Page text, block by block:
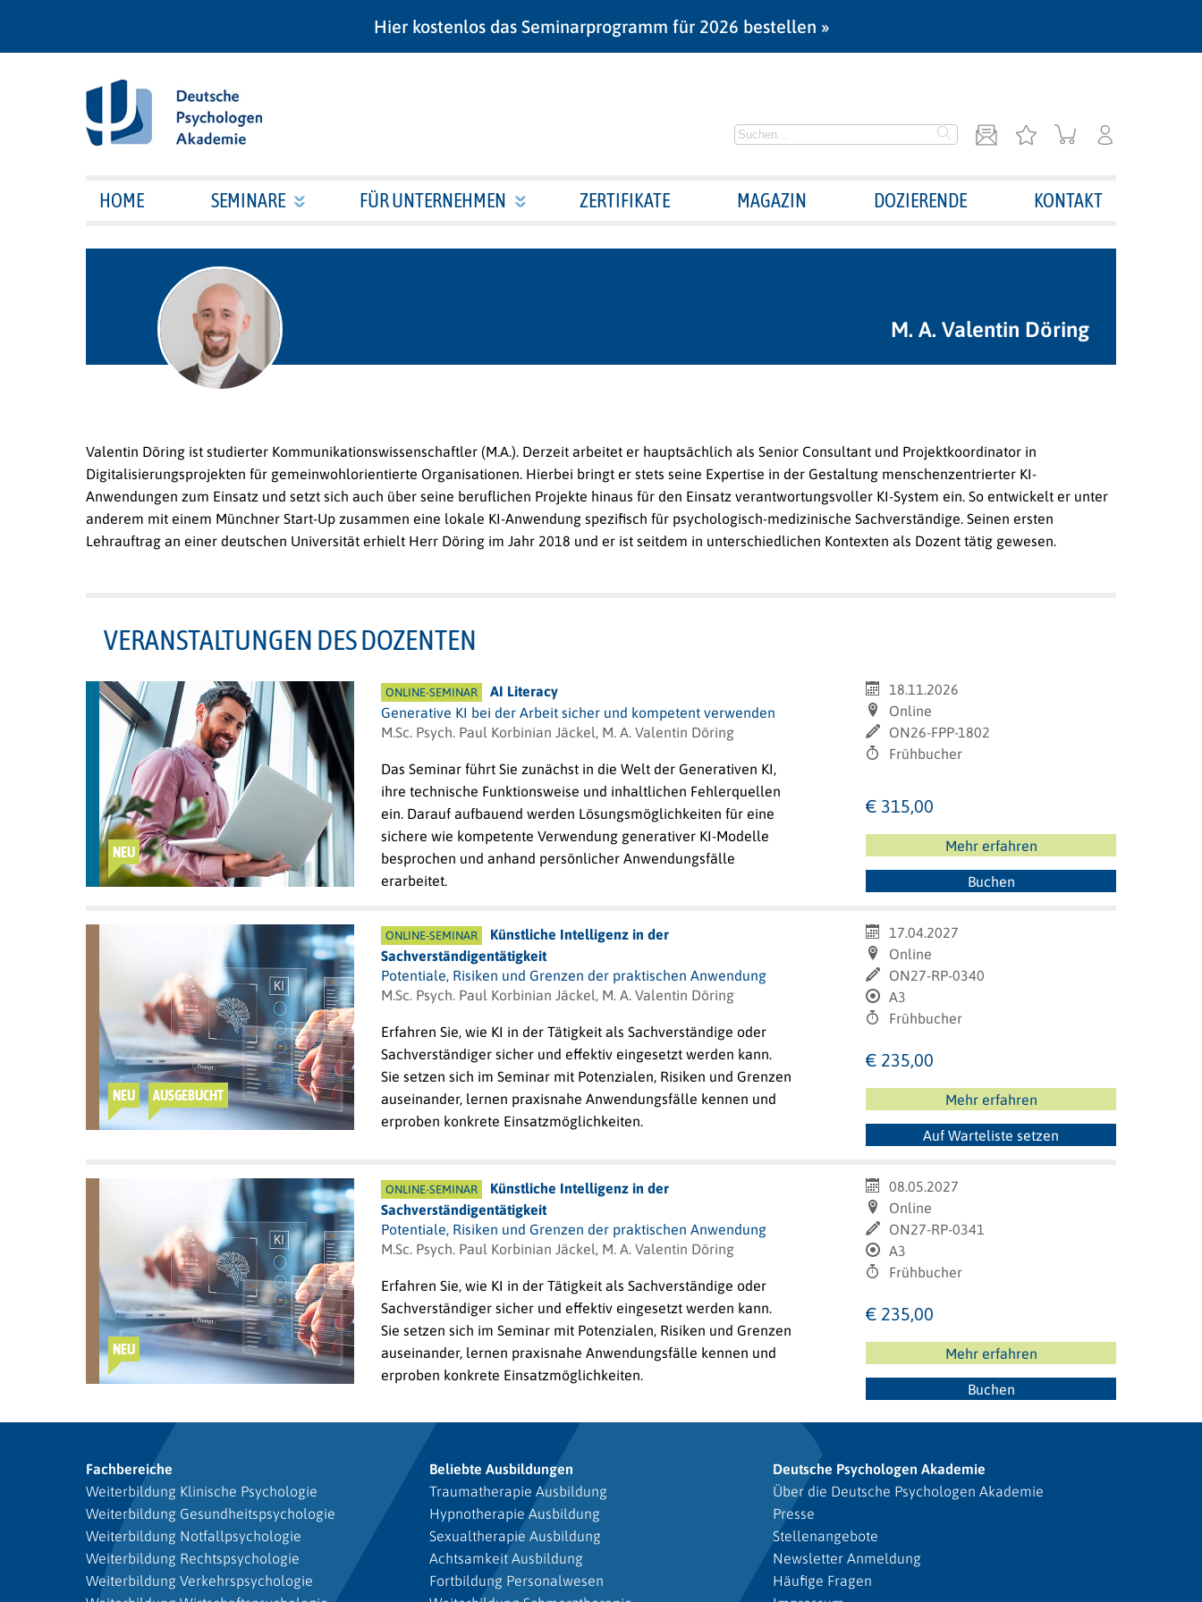
Hier kostenlos das Seminarprogramm für 2026 bestellen »
HOME SEMINARE FÜR UNTERNEHMEN ZERTIFIKATE MAGAZIN DOZIERENDE KONTAKT
M. A. Valentin Döring
Valentin Döring ist studierter Kommunikationswissenschaftler (M.A.). Derzeit arbeitet er hauptsächlich als Senior Consultant und Projektkoordinator in
Digitalisierungsprojekten für gemeinwohlorientierte Organisationen. Hierbei bringt er stets seine Expertise in der Gestaltung menschenzentrierter KI-
Anwendungen zum Einsatz und setzt sich auch über seine beruflichen Projekte hinaus für den Einsatz verantwortungsvoller KI-System ein. So entwickelt er unter
anderem mit einem Münchner Start-Up zusammen eine lokale KI-Anwendung spezifisch für psychologisch-medizinische Sachverständige. Seinen ersten
Lehrauftrag an einer deutschen Universität erhielt Herr Döring im Jahr 2018 und er ist seitdem in unterschiedlichen Kontexten als Dozent tätig gewesen.
VERANSTALTUNGEN DES DOZENTEN
NEU
ONLINE-SEMINAR
AI Literacy
Generative KI bei der Arbeit sicher und kompetent verwenden
M.Sc. Psych. Paul Korbinian Jäckel, M. A. Valentin Döring
Das Seminar führt Sie zunächst in die Welt der Generativen KI,
ihre technische Funktionsweise und inhaltlichen Fehlerquellen
ein. Darauf aufbauend werden Lösungsmöglichkeiten für eine
sichere wie kompetente Verwendung generativer KI-Modelle
besprochen und anhand persönlicher Anwendungsfälle
erarbeitet.
18.11.2026
Online
ON26-FPP-1802
Frühbucher
€ 315,00
Mehr erfahren
Buchen
NEU AUSGEBUCHT
ONLINE-SEMINAR
Künstliche Intelligenz in der
Sachverständigentätigkeit
Potentiale, Risiken und Grenzen der praktischen Anwendung
M.Sc. Psych. Paul Korbinian Jäckel, M. A. Valentin Döring
Erfahren Sie, wie KI in der Tätigkeit als Sachverständige oder
Sachverständiger sicher und effektiv eingesetzt werden kann.
Sie setzen sich im Seminar mit Potenzialen, Risiken und Grenzen
auseinander, lernen praxisnahe Anwendungsfälle kennen und
erproben konkrete Einsatzmöglichkeiten.
17.04.2027
Online
ON27-RP-0340
A3
Frühbucher
€ 235,00
Mehr erfahren
Auf Warteliste setzen
NEU
ONLINE-SEMINAR
Künstliche Intelligenz in der
Sachverständigentätigkeit
Potentiale, Risiken und Grenzen der praktischen Anwendung
M.Sc. Psych. Paul Korbinian Jäckel, M. A. Valentin Döring
Erfahren Sie, wie KI in der Tätigkeit als Sachverständige oder
Sachverständiger sicher und effektiv eingesetzt werden kann.
Sie setzen sich im Seminar mit Potenzialen, Risiken und Grenzen
auseinander, lernen praxisnahe Anwendungsfälle kennen und
erproben konkrete Einsatzmöglichkeiten.
08.05.2027
Online
ON27-RP-0341
A3
Frühbucher
€ 235,00
Mehr erfahren
Buchen
Fachbereiche
Weiterbildung Klinische Psychologie
Weiterbildung Gesundheitspsychologie
Weiterbildung Notfallpsychologie
Weiterbildung Rechtspsychologie
Weiterbildung Verkehrspsychologie
Beliebte Ausbildungen
Traumatherapie Ausbildung
Hypnotherapie Ausbildung
Sexualtherapie Ausbildung
Achtsamkeit Ausbildung
Fortbildung Personalwesen
Deutsche Psychologen Akademie
Über die Deutsche Psychologen Akademie
Presse
Stellenangebote
Newsletter Anmeldung
Häufige Fragen